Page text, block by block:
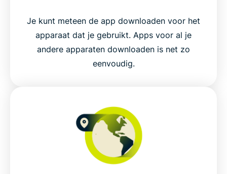
Je kunt meteen de app downloaden voor het
apparaat dat je gebruikt. Apps voor al je
andere apparaten downloaden is net zo
eenvoudig.